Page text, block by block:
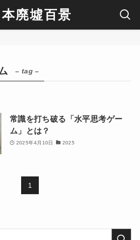
本廃墟百景
– tag –
常識を打ち破る「水平思考ゲー
ム」とは？
2025年4月10日 2025
1